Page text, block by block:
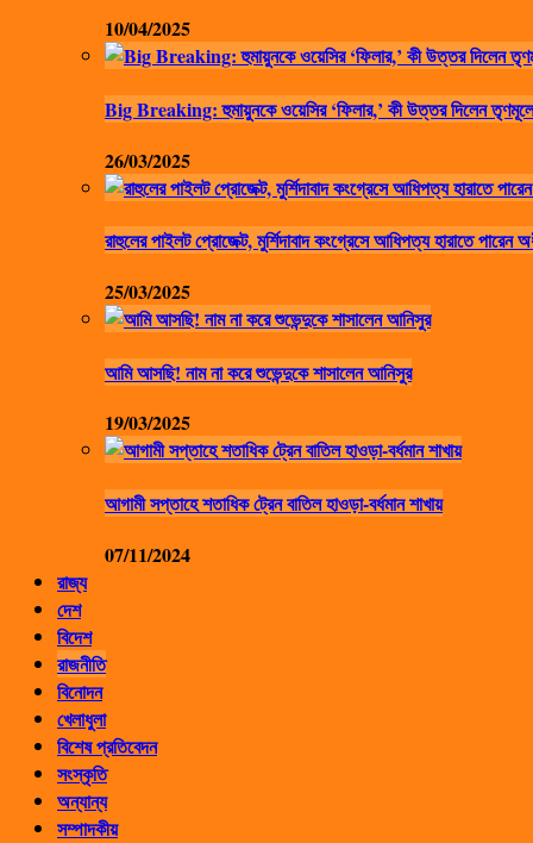
10/04/2025
Big Breaking: হুমায়ুনকে ওয়েসির ‘ফিলার,’ কী উত্তর দিলেন
26/03/2025
রাহুলের পাইলট প্রোজেক্ট, মুর্শিদাবাদ কংগ্রেসে আধিপত্য হারাতে পারেন
25/03/2025
আমি আসছি! নাম না করে শুভেন্দুকে শাসালেন আনিসুর
19/03/2025
আগামী সপ্তাহে শতাধিক ট্রেন বাতিল হাওড়া-বর্ধমান শাখায়
07/11/2024
রাজ্য
দেশ
বিদেশ
রাজনীতি
বিনোদন
খেলাধুলা
বিশেষ প্রতিবেদন
সংস্কৃতি
অন্যান্য
সম্পাদকীয়